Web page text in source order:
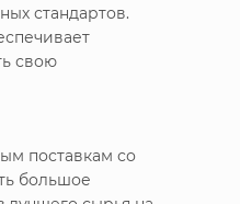
стандартов.
свою
поставкам со
большое